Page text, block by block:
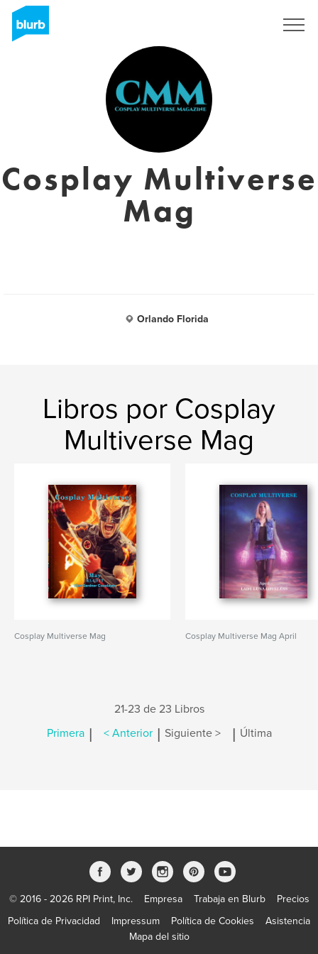
Cosplay Multiverse
Mag
Orlando Florida
Libros por Cosplay
Multiverse Mag
Cosplay Multiverse Mag Cosplay Multiverse Mag April
21-23 de 23 Libros
Primera | < Anterior | Siguiente > | Última
© 2016 - 2026 RPI Print, Inc. Empresa Trabaja en Blurb
Precios
Política de Privacidad
Impressum Política de Cookies
Asistencia
Mapa del sitio